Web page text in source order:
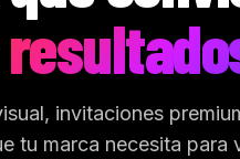
invitaciones
tu marca necesita para